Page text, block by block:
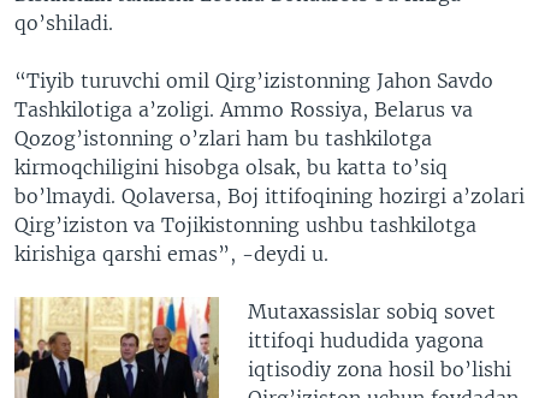
qo’shiladi.
“Tiyib turuvchi omil Qirg’izistonning Jahon Savdo
Tashkilotiga a’zoligi. Ammo Rossiya, Belarus va
Qozog’istonning o’zlari ham bu tashkilotga
kirmoqchiligini hisobga olsak, bu katta to’siq
bo’lmaydi. Qolaversa, Boj ittifoqining hozirgi a’zolari
Qirg’iziston va Tojikistonning ushbu tashkilotga
kirishiga qarshi emas”, -deydi u.
Mutaxassislar sobiq sovet
ittifoqi hududida yagona
iqtisodiy zona hosil bo’lishi